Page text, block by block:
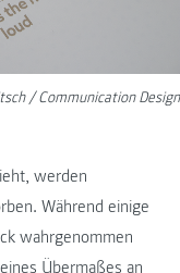
/ Communication Design
werden
Während einige
wahrgenommen
Übermaßes an